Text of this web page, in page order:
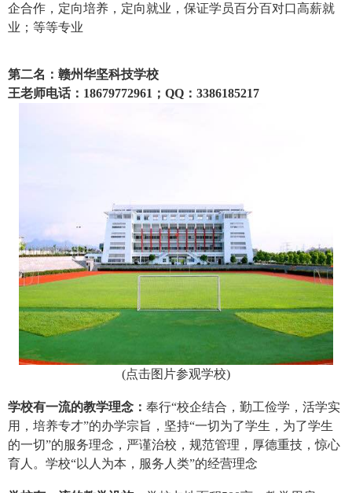
企合作，定向培养，定向就业，保证学员百分百对口高薪就
业；等等专业
第二名：赣州华坚科技学校
王老师电话：18679772961；QQ：3386185217
(点击图片参观学校)
学校有一流的教学理念： 奉行“校企结合，勤工俭学，活学实
用，培养专才”的办学宗旨，坚持“一切为了学生，为了学生
的一切”的服务理念，严谨治校，规范管理，厚德重技，惊心
育人。学校“以人为本，服务人类”的经营理念